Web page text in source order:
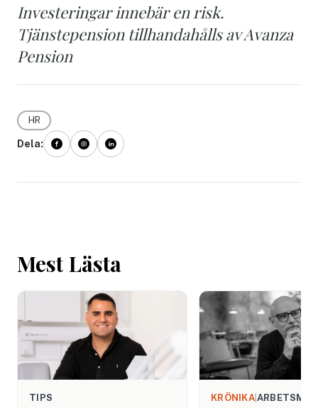
Investeringar innebär en risk.
Tjänstepension tillhandahålls av Avanza
Pension
HR
Dela:
Mest Lästa
TIPS KRÖNIKA|